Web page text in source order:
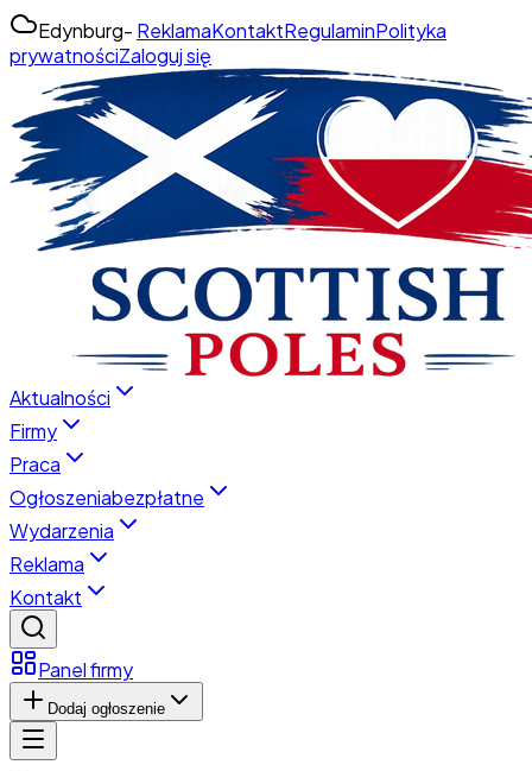
Edynburg- ReklamaKontaktRegulaminPolityka
prywatnościZaloguj się
Aktualności
Firmy
Praca
Ogłoszeniabezpłatne
Wydarzenia
Reklama
Kontakt
Panel firmy
Dodaj ogłoszenie